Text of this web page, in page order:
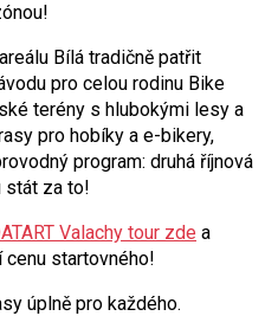
Bílá tradičně patřit
pro celou rodinu Bike
terény s hlubokými lesy a
pro hobíky a e-bikery,
program: druhá říjnová
stát za to!
Valachy tour zde a
cenu startovného!
úplně pro každého.